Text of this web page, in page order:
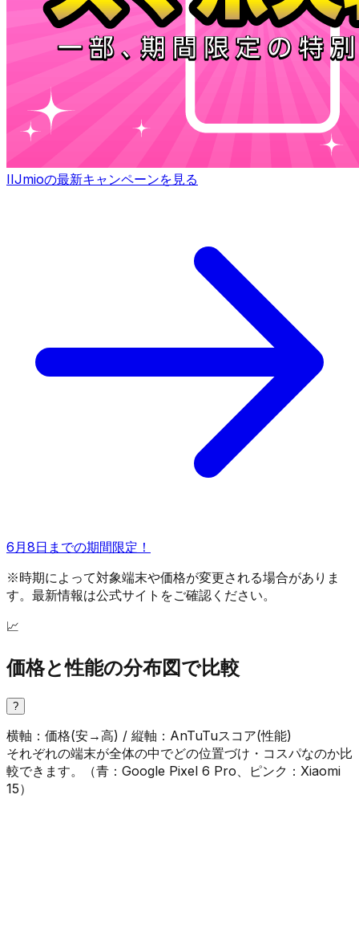
IIJmioの最新キャンペーンを見る
6月8日までの期間限定！
※時期によって対象端末や価格が変更される場合がありま
す。最新情報は公式サイトをご確認ください。
📈
価格と性能の分布図で比較
?
横軸：価格(安→高) / 縦軸：AnTuTuスコア(性能)
それぞれの端末が全体の中でどの位置づけ・コスパなのか比
較できます。（青 ： Google Pixel 6 Pro ピンク ： Xiaomi
15）